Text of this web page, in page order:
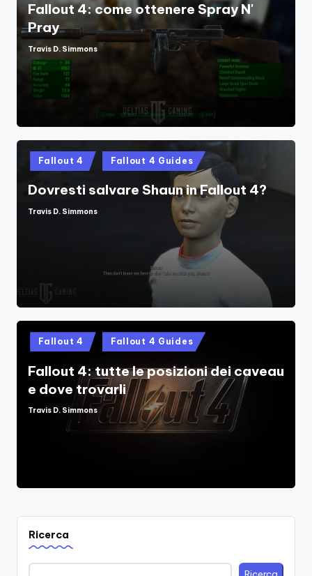
Fallout 4: come ottenere Spray N'
Pray
Posted
by
Travis D. Simmons
Posted
in
Fallout 4 Fallout 4 Guides
Dovresti salvare Shaun in Fallout 4?
Posted
Travis D. Simmons
Posted
in
Fallout 4 Fallout 4 Guides
Fallout 4: tutte le posizioni dei caveau
e dove trovarli
Posted
Travis D. Simmons
Ricerca